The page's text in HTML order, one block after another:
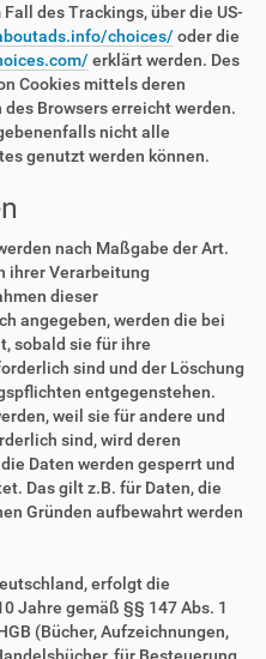
des Trackings, über die US-
choices/ oder die
erklärt werden. Des
Cookies mittels deren
Browsers erreicht werden.
nicht alle
genutzt werden können.
nach Maßgabe der Art.
ihrer Verarbeitung
dieser
angegeben, werden die bei
sobald sie für ihre
sind und der Löschung
entgegenstehen.
weil sie für andere und
sind, wird deren
Daten werden gesperrt und
Das gilt z.B. für Daten, die
Gründen aufbewahrt werden
erfolgt die
Jahre gemäß §§ 147 Abs. 1
(Bücher, Aufzeichnungen,